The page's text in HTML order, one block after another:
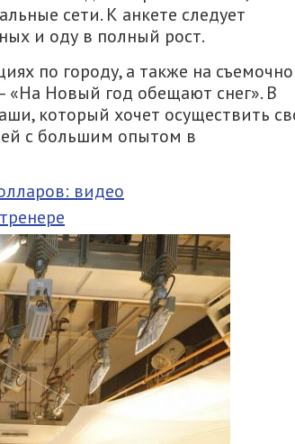
сети. К анкете следует
и оду в полный рост.
по городу, а также на
«На Новый год обещают снег». В
который хочет осуществить
с большим опытом в
видео